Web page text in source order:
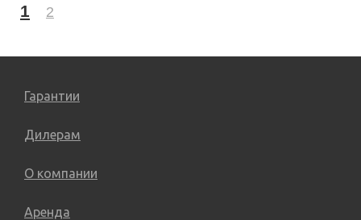
1 2
Гарантии
Дилерам
О компании
Аренда